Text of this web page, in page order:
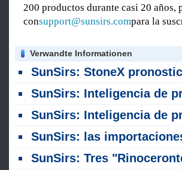
200 productos durante casi 20 años,
consupport@sunsirs.compara la
Verwandte Informationen
SunSirs: StoneX pronostica récord de producción
SunSirs: Inteligencia de productos básicos a granel de las industrias
SunSirs: Inteligencia de productos básicos a granel de las industrias
SunSirs: las importaciones de soja de la UE caen fuertemente al
SunSirs: Tres "Rinocerontes Grises " se plantean